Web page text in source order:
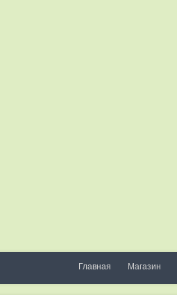
Главная Магазин